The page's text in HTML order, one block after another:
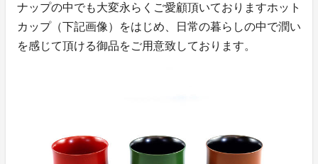
ナップの中でも大変永らくご愛顧頂いておりますホット
カップ（下記画像）をはじめ、日常の暮らしの中で潤い
を感じて頂ける御品をご用意致しております。